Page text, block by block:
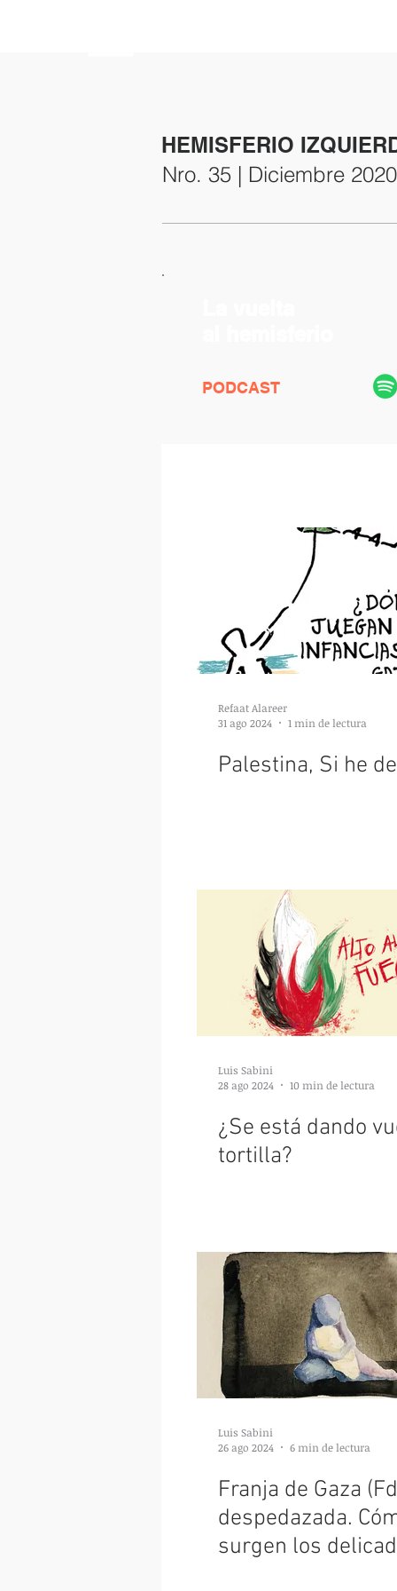
HEMISFERIO
Nro. 35 | Diciembre
PODCAST
Refaat Alareer
31 ago 2024
1 min de lectura
Palestina, Si he
Luis Sabini
28 ago 2024
10 min de lectura
¿Se está dando
tortilla?
Luis Sabini
26 ago 2024
6 min de lectura
Franja de Gaza
despedazada.
surgen los